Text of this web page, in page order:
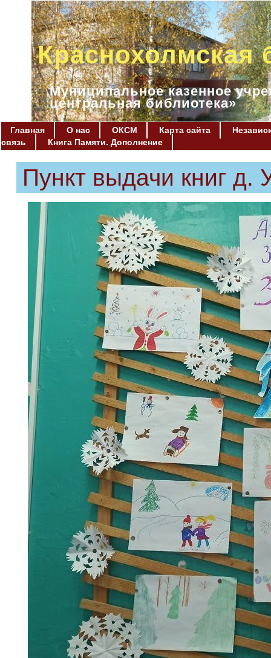
Краснохолмская
Муниципальное казенное
центральная библиотека»
Главная О нас ОКСМ Карта сайта
связь
Книга Памяти. Дополнение
Пункт выдачи книг д.